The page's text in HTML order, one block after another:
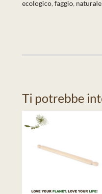
ecologico, faggio, naturale
Ti potrebbe